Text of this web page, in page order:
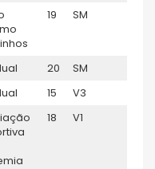
19 SM
20 SM
15 V3
18 V1